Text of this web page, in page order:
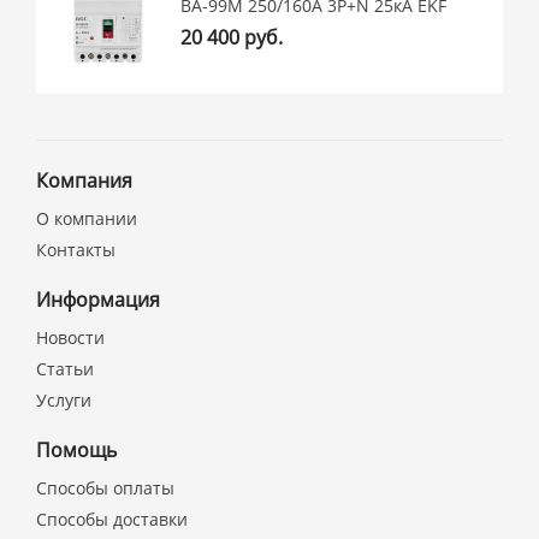
ВА-99М 250/160А 3P+N 25кА EKF
20 400 руб.
Компания
О компании
Контакты
Информация
Новости
Статьи
Услуги
Помощь
Способы оплаты
Способы доставки